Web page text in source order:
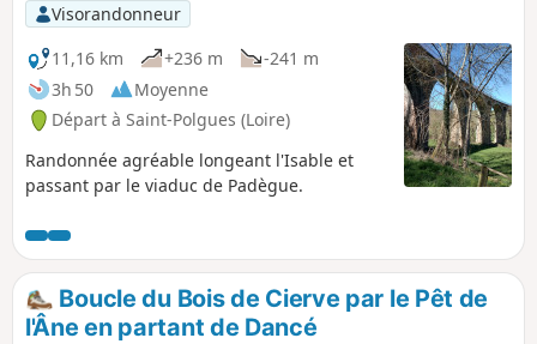
Visorandonneur
11,16 km
+236 m
-241 m
3h 50
Moyenne
Départ à Saint-Polgues (Loire)
Randonnée agréable longeant l'Isable et
passant par le viaduc de Padègue.
Boucle du Bois de Cierve par le Pêt de
l'Âne en partant de Dancé